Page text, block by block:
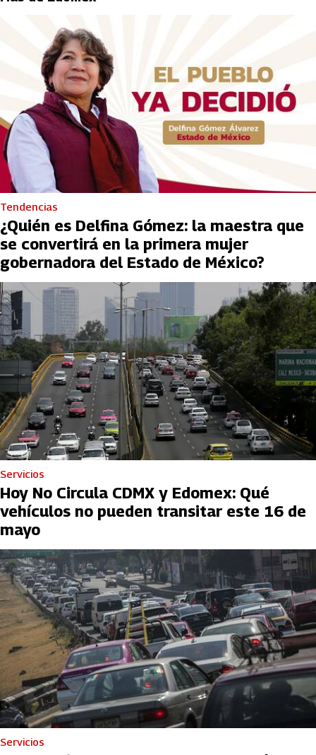
Tendencias
¿Quién es Delfina Gómez: la maestra que
se convertirá en la primera mujer
gobernadora del Estado de México?
Servicios
Hoy No Circula CDMX y Edomex: Qué
vehículos no pueden transitar este 16 de
mayo
Servicios